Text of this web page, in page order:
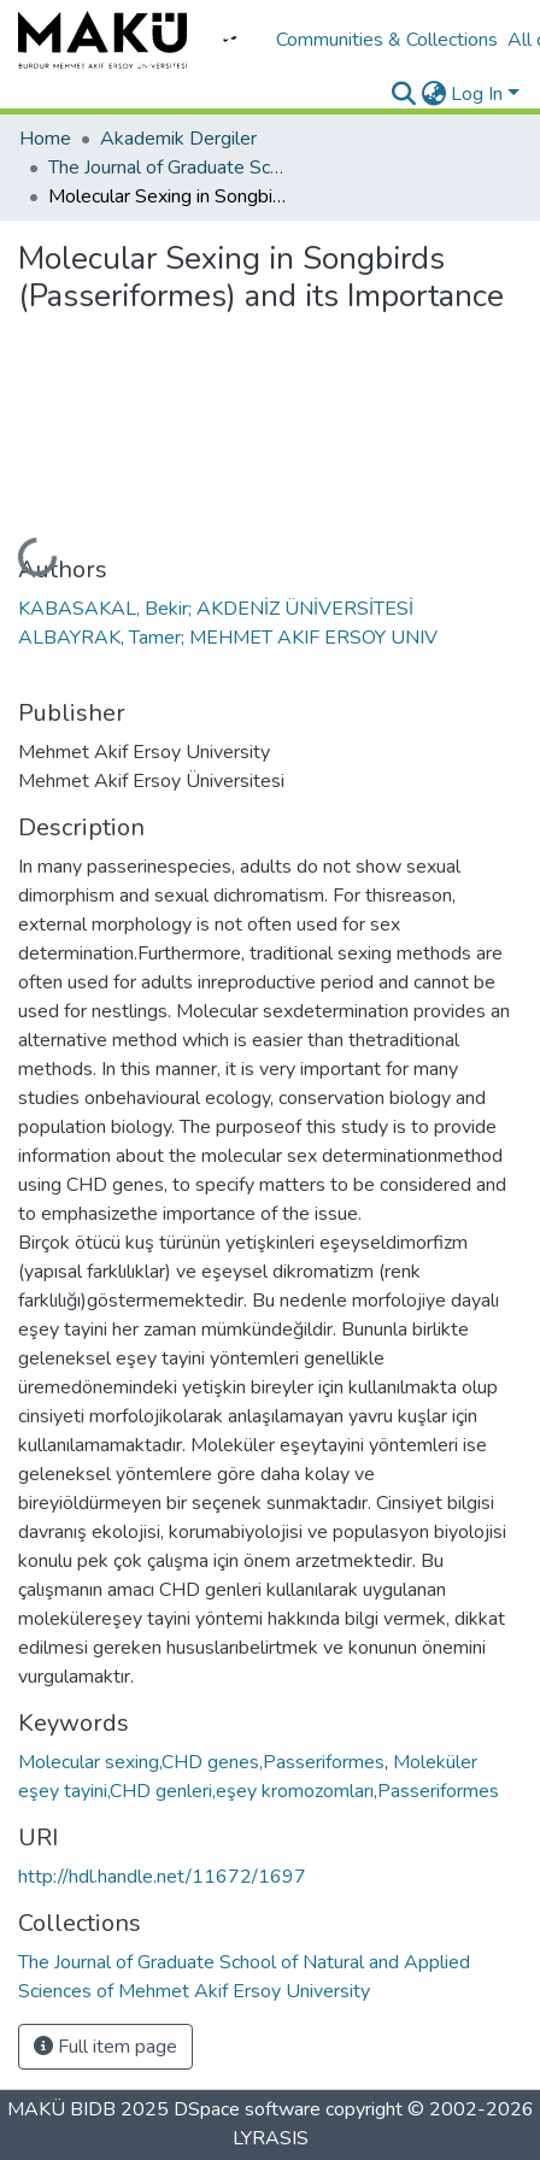
Communities & Collections All
Log In
Home
Akademik Dergiler
The Journal of Graduate School of Natural and Applied Sciences of Mehmet Akif Ersoy University
Molecular Sexing in Songbirds (Passeriformes) and its Importance
Molecular Sexing in Songbirds
(Passeriformes) and its Importance
Loading...
Authors
KABASAKAL, Bekir; AKDENİZ ÜNİVERSİTESİ
ALBAYRAK, Tamer; MEHMET AKIF ERSOY UNIV
Publisher
Mehmet Akif Ersoy University
Mehmet Akif Ersoy Üniversitesi
Description
In many passerinespecies, adults do not show sexual
dimorphism and sexual dichromatism. For thisreason,
external morphology is not often used for sex
determination.Furthermore, traditional sexing methods are
often used for adults inreproductive period and cannot be
used for nestlings. Molecular sexdetermination provides an
alternative method which is easier than thetraditional
methods. In this manner, it is very important for many
studies onbehavioural ecology, conservation biology and
population biology. The purposeof this study is to provide
information about the molecular sex determinationmethod
using CHD genes, to specify matters to be considered and
to emphasizethe importance of the issue.
Birçok ötücü kuş türünün yetişkinleri eşeyseldimorfizm
(yapısal farklılıklar) ve eşeysel dikromatizm (renk
farklılığı)göstermemektedir. Bu nedenle morfolojiye dayalı
eşey tayini her zaman mümkündeğildir. Bununla birlikte
geleneksel eşey tayini yöntemleri genellikle
üremedönemindeki yetişkin bireyler için kullanılmakta olup
cinsiyeti morfolojikolarak anlaşılamayan yavru kuşlar için
kullanılamamaktadır. Moleküler eşeytayini yöntemleri ise
geleneksel yöntemlere göre daha kolay ve
bireyiöldürmeyen bir seçenek sunmaktadır. Cinsiyet bilgisi
davranış ekolojisi, korumabiyolojisi ve populasyon biyolojisi
konulu pek çok çalışma için önem arzetmektedir. Bu
çalışmanın amacı CHD genleri kullanılarak uygulanan
molekülereşey tayini yöntemi hakkında bilgi vermek, dikkat
edilmesi gereken hususlarıbelirtmek ve konunun önemini
vurgulamaktır.
Keywords
Molecular sexing,CHD genes,Passeriformes, Moleküler
eşey tayini,CHD genleri,eşey kromozomları,Passeriformes
URI
http://hdl.handle.net/11672/1697
Collections
The Journal of Graduate School of Natural and Applied
Sciences of Mehmet Akif Ersoy University
Full item page
MAKÜ BIDB 2025 DSpace software copyright © 2002-2026
LYRASIS